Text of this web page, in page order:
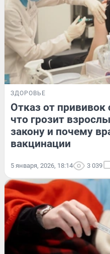
ЗДОРОВЬЕ
Отказ от прививок
что грозит
закону и почему
вакцинации
5 января, 2026, 18:14 3 039